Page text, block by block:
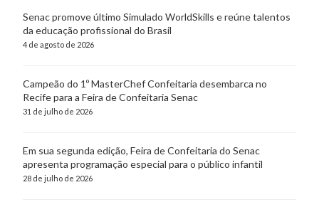
Senac promove último Simulado WorldSkills e reúne talentos
da educação profissional do Brasil
4 de agosto de 2026
Campeão do 1º MasterChef Confeitaria desembarca no
Recife para a Feira de Confeitaria Senac
31 de julho de 2026
Em sua segunda edição, Feira de Confeitaria do Senac
apresenta programação especial para o público infantil
28 de julho de 2026